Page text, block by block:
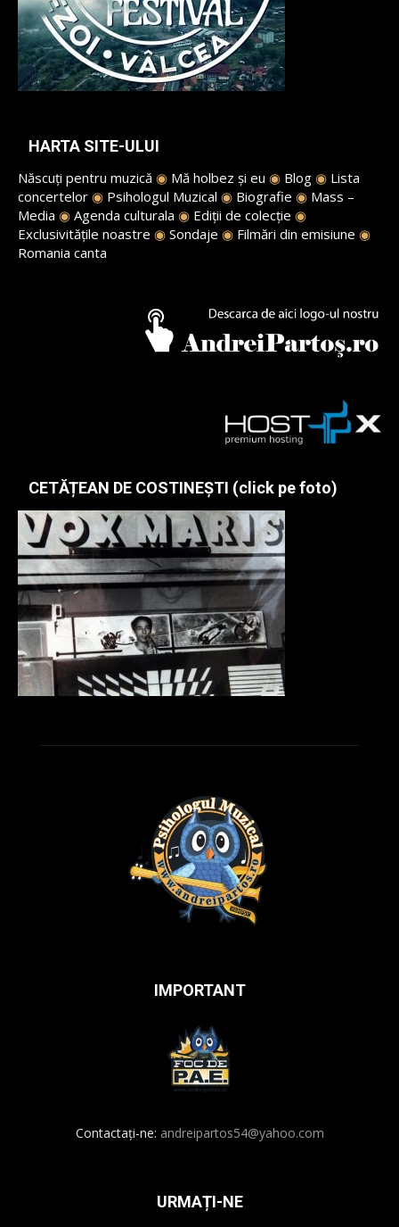
HARTA SITE-ULUI
Născuți pentru muzică ◉ Mă holbez și eu ◉ Blog ◉ Lista
concertelor ◉ Psihologul Muzical ◉ Biografie ◉ Mass –
Media ◉ Agenda culturala ◉ Ediții de colecție ◉
Exclusivitățile noastre ◉ Sondaje ◉ Filmări din emisiune ◉
Romania canta
CETĂȚEAN DE COSTINEȘTI (click pe foto)
IMPORTANT
Contactați-ne: andreipartos54@yahoo.com
URMAȚI-NE